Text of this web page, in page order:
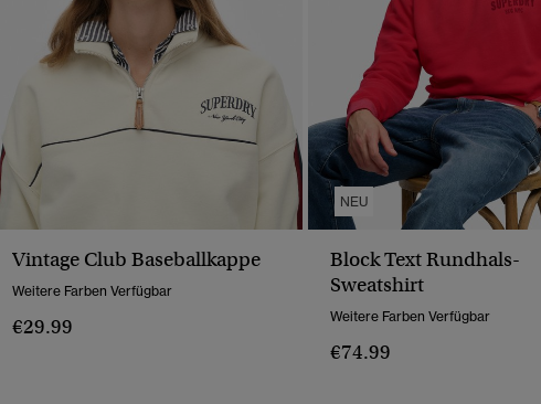
Vintage Club Baseballkappe
Weitere Farben Verfügbar
€29.99
NEU
Block Text Rundhals-
Sweatshirt
Weitere Farben Verfügbar
€74.99